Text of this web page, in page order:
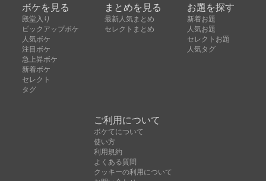
ボケを見る
殿堂入り
ピックアップボケ
人気ボケ
注目ボケ
急上昇ボケ
新着ボケ
セレクト
タグ
まとめを見る
最新人気まとめ
セレクトまとめ
お題を探す
新着お題
人気お題
セレクトお題
人気タグ
ご利用について
ボケてについて
使い方
利用規約
よくある質問
クッキーの利用について